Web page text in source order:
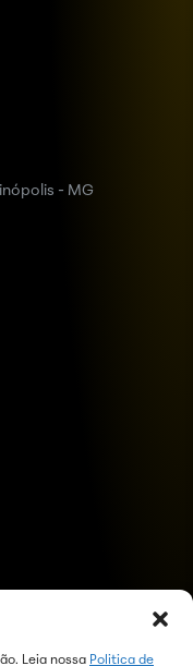
Leia nossa Politica de
- MG